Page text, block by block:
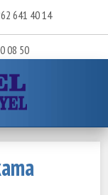
641 40 14
08 50